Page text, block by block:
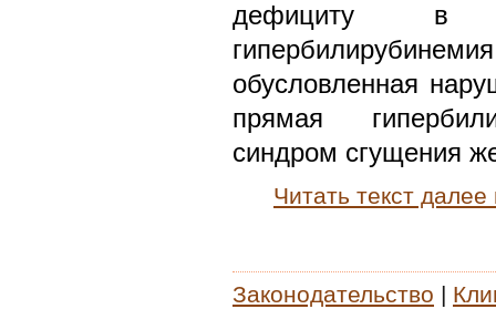
дефициту в
обусловленная
прямая
синдром сгущения
Читать текст
Законодательство |